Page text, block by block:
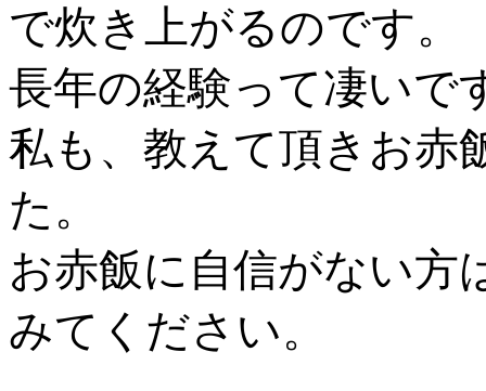
で炊き上がるのです。
長年の経験って凄いで
私も、教えて頂きお赤
た。
お赤飯に自信がない方
みてください。